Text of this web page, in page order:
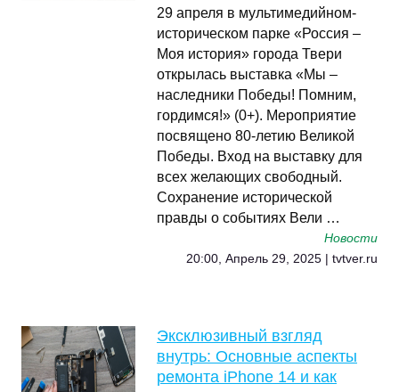
29 апреля в мультимедийном-
историческом парке «Россия –
Моя история» города Твери
открылась выставка «Мы –
наследники Победы! Помним,
гордимся!» (0+). Мероприятие
посвящено 80-летию Великой
Победы. Вход на выставку для
всех желающих свободный.
Сохранение исторической
правды о событиях Вели …
Новости
20:00, Апрель 29, 2025 | tvtver.ru
Эксклюзивный взгляд
внутрь: Основные аспекты
ремонта iPhone 14 и как